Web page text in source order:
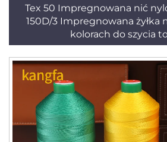
Tex 50 Impregnowana nić
150D/3 Impregnowana żyłka
kolorach do szycia